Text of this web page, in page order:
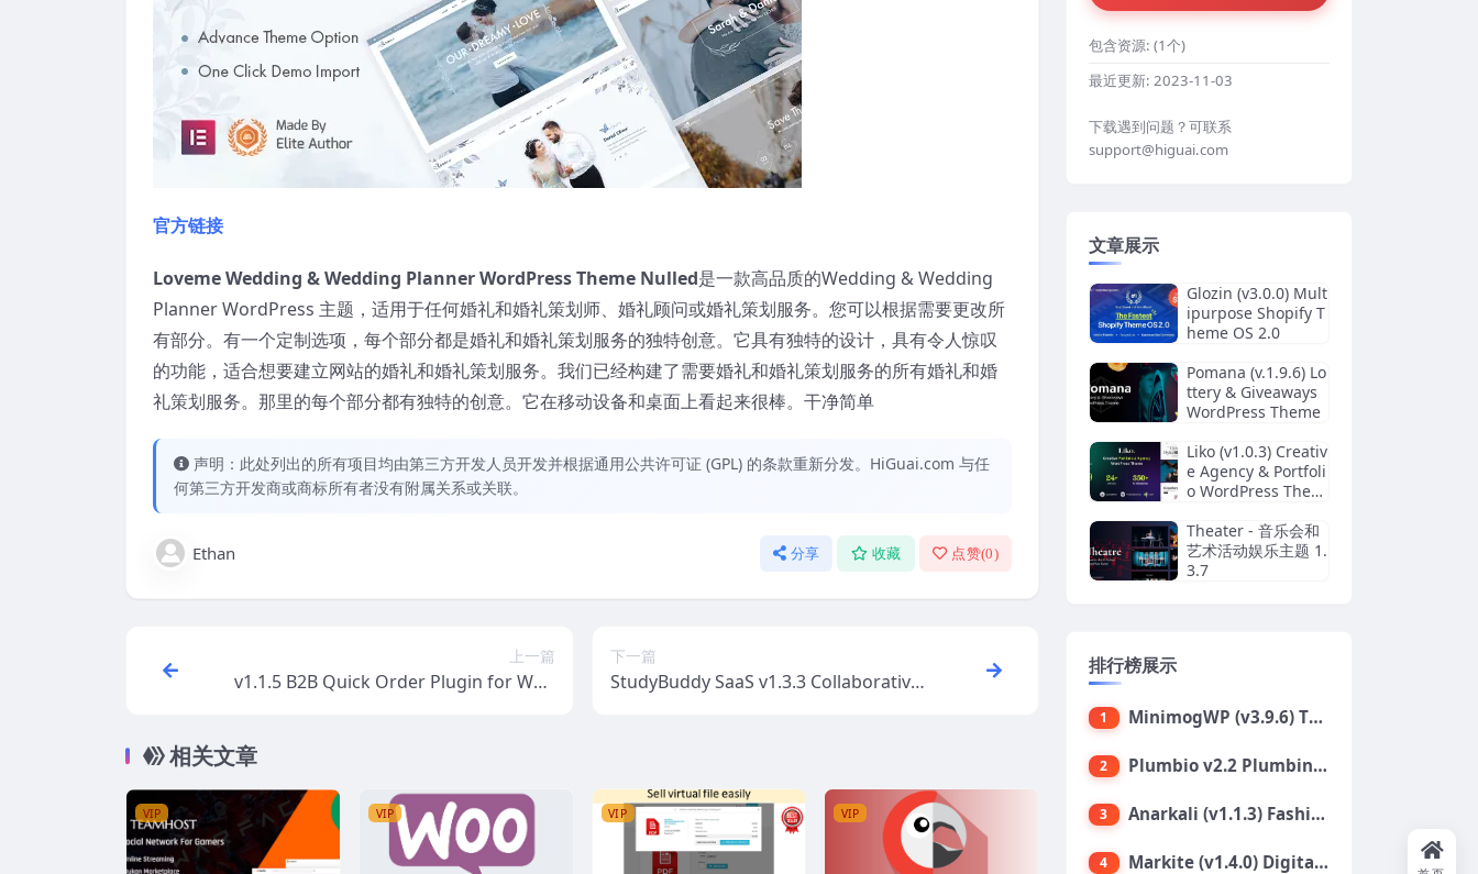
官方链接
Loveme Wedding & Wedding Planner WordPress Theme Nulled是一款高品质的Wedding & Wedding
Planner WordPress 主题，适用于任何婚礼和婚礼策划师、婚礼顾问或婚礼策划服务。您可以根据需要更改所
有部分。有一个定制选项，每个部分都是婚礼和婚礼策划服务的独特创意。它具有独特的设计，具有令人惊叹
的功能，适合想要建立网站的婚礼和婚礼策划服务。我们已经构建了需要婚礼和婚礼策划服务的所有婚礼和婚
礼策划服务。那里的每个部分都有独特的创意。它在移动设备和桌面上看起来很棒。干净简单
声明：此处列出的所有项目均由第三方开发人员开发并根据通用公共许可证 (GPL) 的条款重新分发。HiGuai.com 与任
何第三方开发商或商标所有者没有附属关系或关联。
Ethan 分享 收藏 点赞(0)
上一篇
v1.1.5 B2B Quick Order Plugin for Woo
下一篇
StudyBuddy SaaS v1.3.3 Collaborative
相关文章
VIP VIP VIP VIP
包含资源: (1个)
最近更新: 2023-11-03
下载遇到问题？可联系
support@higuai.com
文章展示
Glozin (v3.0.0) Mult
ipurpose Shopify T
heme OS 2.0
Pomana (v.1.9.6) Lo
ttery & Giveaways
WordPress Theme
Liko (v1.0.3) Creativ
e Agency & Portfoli
o WordPress Them
Theater - 音乐会和
艺术活动娱乐主题 1.
3.7
排行榜展示
1 MinimogWP (v3.9.6) The High Converting eCommerce WordPress Theme
2 Plumbio v2.2 Plumbing Services WordPress Theme
3 Anarkali (v1.1.3) Fashion Shop Ecommerce Elementor Theme
4 Markite (v1.4.0) Digital Marketplace WordPress Theme